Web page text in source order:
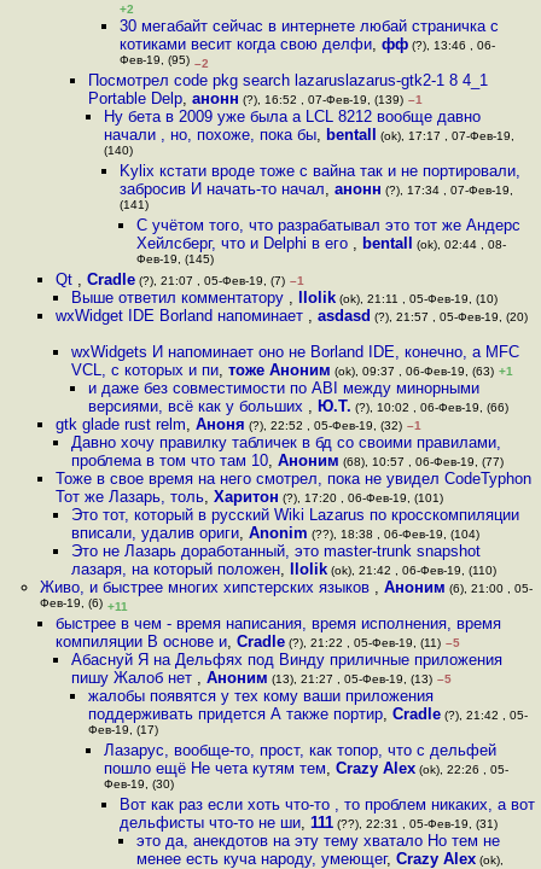
+2
30 мегабайт сейчас в интернете любай страничка с
котиками весит когда свою делфи,фф (?), 13:46 , 06-
Фев-19, (95) –2
Посмотрел code pkg search lazaruslazarus-gtk2-1 8 4_1
Portable Delp, анонн (?), 16:52 , 07-Фев-19, (139) –1
Ну бета в 2009 уже была а LCL 8212 вообще давно
начали , но, похоже, пока бы, bentall (ok), 17:17 , 07-Фев-19,
(140)
Kylix кстати вроде тоже с вайна так и не портировали,
забросив И начать-то начал,анонн (?), 17:34 , 07-Фев-19,
(141)
С учётом того, что разрабатывал это тот же Андерс
Хейлсберг, что и Delphi в его , bentall (ok), 02:44 , 08-
Фев-19, (145)
Qt , Cradle(?), 21:07 , 05-Фев-19, (7) –1
Выше ответил комментатору , llolik (ok), 21:11 , 05-Фев-19, (10)
wxWidget IDE Borland напоминает , asdasd (?), 21:57 , 05-Фев-19, (20)
wxWidgets И напоминает оно не Borland IDE, конечно, а MFC
VCL, с которых и пи,тоже Аноним (ok), 09:37 , 06-Фев-19, (63) +1
и даже без совместимости по ABI между минорными
версиями, всё как у больших , Ю.Т. (?), 10:02 , 06-Фев-19, (66)
gtk glade rust relm, Аноня (?), 22:52 , 05-Фев-19, (32) –1
Давно хочу правилку табличек в бд со своими правилами,
проблема в том что там 10,Аноним (68), 10:57 , 06-Фев-19, (77)
Тоже в свое время на него смотрел, пока не увидел CodeTyphon
Тот же Лазарь, толь, Харитон (?), 17:20 , 06-Фев-19, (101)
Это тот, который в русский Wiki Lazarus по кросскомпиляции
вписали, удалив ориги,Anonim (??), 18:38 , 06-Фев-19, (104)
Это не Лазарь доработанный, это master-trunk snapshot
лазаря, на который положен, llolik (ok), 21:42 , 06-Фев-19, (110)
Живо, и быстрее многих хипстерских языков , Аноним (6), 21:00 , 05-
Фев-19, (6) +11
быстрее в чем - время написания, время исполнения, время
компиляции В основе и, Cradle(?), 21:22 , 05-Фев-19, (11) –5
Абаснуй Я на Дельфях под Винду приличные приложения
пишу Жалоб нет ,Аноним (13), 21:27 , 05-Фев-19, (13) –5
жалобы появятся у тех кому ваши приложения
поддерживать придется А также портир, Cradle(?), 21:42 , 05-
Фев-19, (17)
Лазарус, вообще-то, прост, как топор, что с дельфей
пошло ещё Не чета кутям тем, Crazy Alex(ok), 22:26 , 05-
Фев-19, (30)
Вот как раз если хоть что-то , то проблем никаких, а вот
дельфисты что-то не ши,111 (??), 22:31 , 05-Фев-19, (31)
это да, анекдотов на эту тему хватало Но тем не
менее есть куча народу, умеющег, Crazy Alex(ok),